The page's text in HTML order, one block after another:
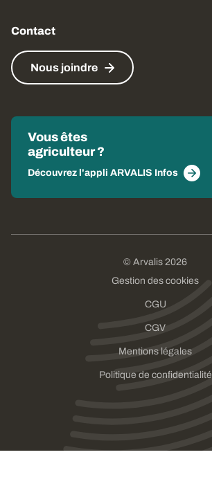
Contact
Nous joindre
Vous êtes
agriculteur ?
Découvrez l'appli ARVALIS Infos
© Arvalis 2026
Gestion des cookies
CGU
CGV
Mentions légales
Politique de confidentialité